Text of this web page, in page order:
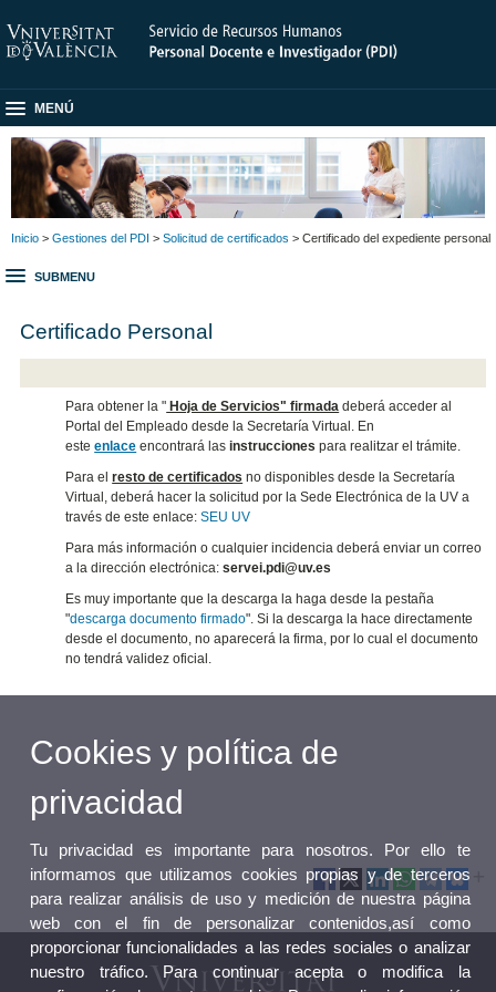
MENÚ
Inicio > Gestiones del PDI > Solicitud de certificados > Certificado del expediente personal
SUBMENU
Certificado Personal
Para obtener la " Hoja de Servicios" firmada deberá acceder al
Portal del Empleado desde la Secretaría Virtual. En
esteenlace encontrará lasinstrucciones para realitzar el trámite.
Para elresto de certificados no disponibles desde la Secretaría
Virtual, deberá hacer la solicitud por la Sede Electrónica de la UV a
través de este enlace:SEU UV
Para más información o cualquier incidencia deberá enviar un correo
a la dirección electrónica:servei.pdi@uv.es
Es muy importante que la descarga la haga desde la pestaña
"descarga documento firmado". Si la descarga la hace directamente
desde el documento, no aparecerá la firma, por lo cual el documento
no tendrá validez oficial.
Cookies y política de
privacidad
Tu privacidad es importante para nosotros. Por ello te
informamos que utilizamos cookies propias y de terceros
para realizar análisis de uso y medición de nuestra página
web con el fin de personalizar contenidos,así como
proporcionar funcionalidades a las redes sociales o analizar
nuestro tráfico. Para continuar acepta o modifica la